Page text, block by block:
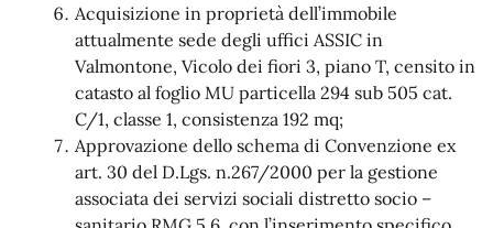
Acquisizione in proprietà dell’immobile
attualmente sede degli uffici ASSIC in
Valmontone, Vicolo dei fiori 3, piano T, censito in
catasto al foglio MU particella 294 sub 505 cat.
C/1, classe 1, consistenza 192 mq;
Approvazione dello schema di Convenzione ex
art. 30 del D.Lgs. n.267/2000 per la gestione
associata dei servizi sociali distretto socio –